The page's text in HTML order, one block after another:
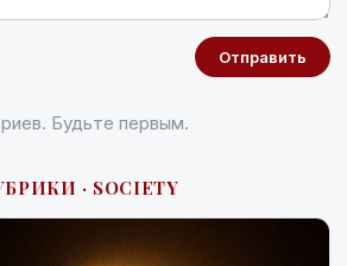
Отправить
Будьте первым.
· SOCIETY